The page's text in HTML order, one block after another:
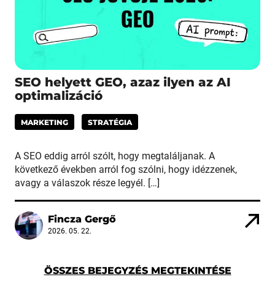
SEO helyett GEO, azaz ilyen az AI
optimalizáció
MARKETING STRATÉGIA
A SEO eddig arról szólt, hogy megtaláljanak. A
következő években arról fog szólni, hogy idézzenek,
avagy a válaszok része legyél. […]
Fincza Gergő
2026. 05. 22.
ÖSSZES BEJEGYZÉS MEGTEKINTÉSE